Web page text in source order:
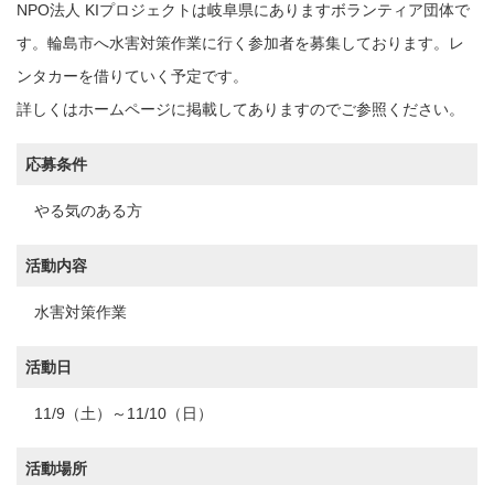
NPO法人 KIプロジェクトは岐阜県にありますボランティア団体で
す。輪島市へ水害対策作業に行く参加者を募集しております。レ
ンタカーを借りていく予定です。
詳しくはホームページに掲載してありますのでご参照ください。
応募条件
やる気のある方
活動内容
水害対策作業
活動日
11/9（土）～11/10（日）
活動場所